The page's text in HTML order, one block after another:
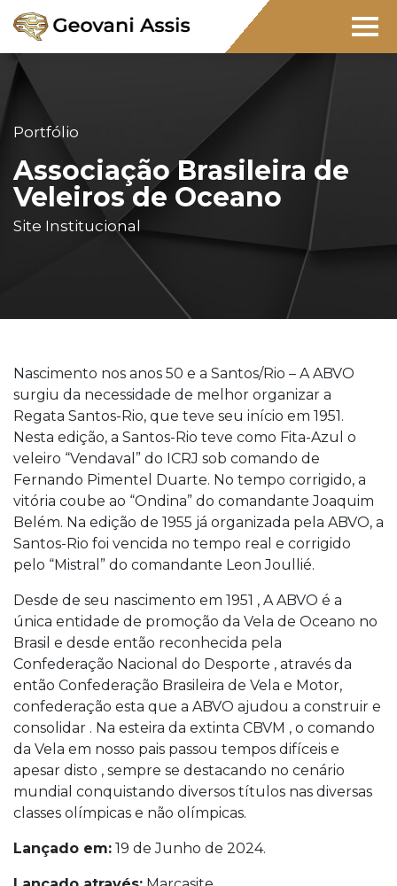
Portfólio
Associação Brasileira de
Veleiros de Oceano
Site Institucional
Nascimento nos anos 50 e a Santos/Rio – A ABVO
surgiu da necessidade de melhor organizar a
Regata Santos-Rio, que teve seu início em 1951.
Nesta edição, a Santos-Rio teve como Fita-Azul o
veleiro “Vendaval” do ICRJ sob comando de
Fernando Pimentel Duarte. No tempo corrigido, a
vitória coube ao “Ondina” do comandante Joaquim
Belém. Na edição de 1955 já organizada pela ABVO, a
Santos-Rio foi vencida no tempo real e corrigido
pelo “Mistral” do comandante Leon Joullié.
Desde de seu nascimento em 1951 , A ABVO é a
única entidade de promoção da Vela de Oceano no
Brasil e desde então reconhecida pela
Confederação Nacional do Desporte , através da
então Confederação Brasileira de Vela e Motor,
confederação esta que a ABVO ajudou a construir e
consolidar . Na esteira da extinta CBVM , o comando
da Vela em nosso pais passou tempos difíceis e
apesar disto , sempre se destacando no cenário
mundial conquistando diversos títulos nas diversas
classes olímpicas e não olímpicas.
Lançado em: 19 de Junho de 2024.